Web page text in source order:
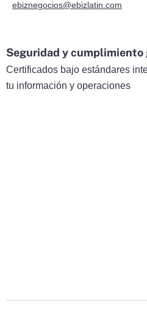
ebiznegocios@ebizlatin.com
Seguridad y cumplimiento
Certificados bajo estándares
tu información y operaciones